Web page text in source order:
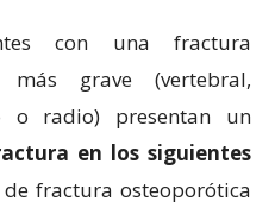
con una fractura
más grave (vertebral,
o radio) presentan un
en los siguientes
de fractura osteoporótica